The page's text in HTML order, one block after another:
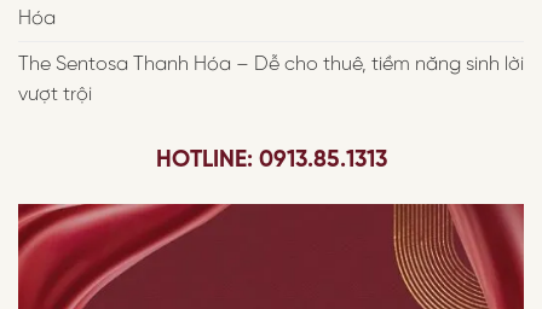
Hóa
The Sentosa Thanh Hóa – Dễ cho thuê, tiềm năng sinh lời
vượt trội
HOTLINE: 0913.85.1313